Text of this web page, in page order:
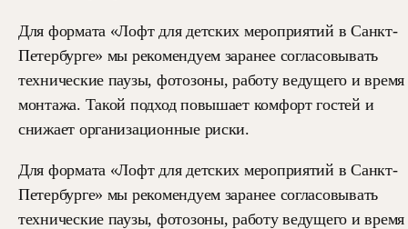
Для формата «Лофт для детских мероприятий в Санкт-
Петербурге» мы рекомендуем заранее согласовывать
технические паузы, фотозоны, работу ведущего и время
монтажа. Такой подход повышает комфорт гостей и
снижает организационные риски.
Для формата «Лофт для детских мероприятий в Санкт-
Петербурге» мы рекомендуем заранее согласовывать
технические паузы, фотозоны, работу ведущего и время